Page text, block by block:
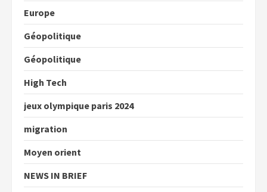
Europe
Géopolitique
Géopolitique
High Tech
jeux olympique paris 2024
migration
Moyen orient
NEWS IN BRIEF